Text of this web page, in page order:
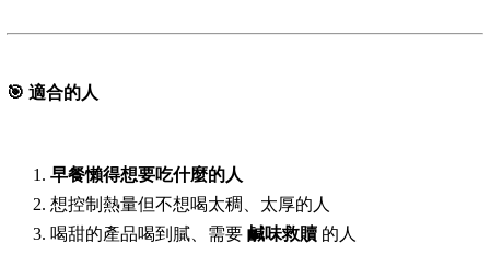
🎯 適合的人
早餐懶得想要吃什麼的人
想控制熱量但不想喝太稠、太厚的人
喝甜的產品喝到膩、需要 鹹味救贖 的人